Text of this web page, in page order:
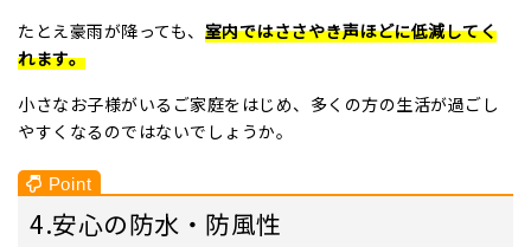
たとえ豪雨が降っても、 室内ではささやき声ほどに低減してく
れます。
小さなお子様がいるご家庭をはじめ、多くの方の生活が過ごし
やすくなるのではないでしょうか。
4.安心の防水・防風性